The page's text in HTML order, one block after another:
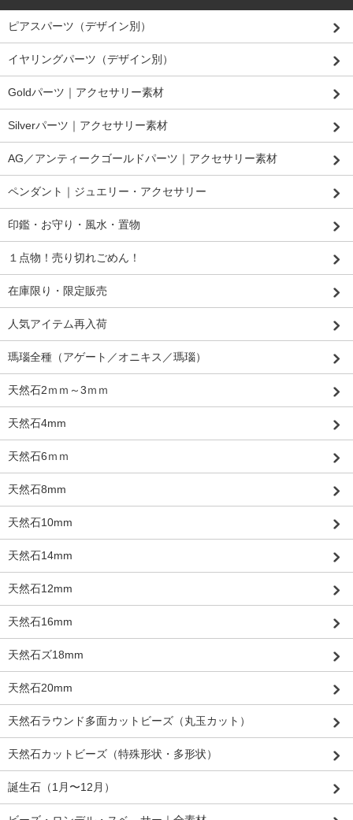
ピアスパーツ（デザイン別）
イヤリングパーツ（デザイン別）
Goldパーツ｜アクセサリー素材
Silverパーツ｜アクセサリー素材
AG／アンティークゴールドパーツ｜アクセサリー素材
ペンダント｜ジュエリー・アクセサリー
印鑑・お守り・風水・置物
１点物！売り切れごめん！
在庫限り・限定販売
人気アイテム再入荷
瑪瑙全種（アゲート／オニキス／瑪瑙）
天然石2ｍｍ～3ｍｍ
天然石4mm
天然石6ｍｍ
天然石8mm
天然石10mm
天然石14mm
天然石12mm
天然石16mm
天然石ズ18mm
天然石20mm
天然石ラウンド多面カットビーズ（丸玉カット）
天然石カットビーズ（特殊形状・多形状）
誕生石（1月〜12月）